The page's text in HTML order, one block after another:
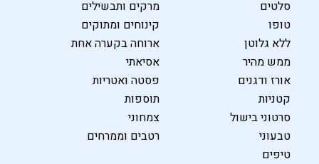
סלטים
מרקים ותבשילים
טופו
קינוחים ומתוקים
ללא גלוטן
ארוחה בקערה אחת
ממש מהיר
אסיאתי
אורז ודגנים
פסטה ואטריות
קטניות
תוספות
סרטוני בישול
צמחוני
טבעוני
רטבים וממרחים
טיפים